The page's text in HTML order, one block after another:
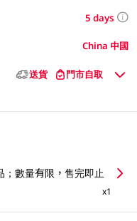
5 days
China 中國
送貨 門市自取
數量有限，售完即止
x1